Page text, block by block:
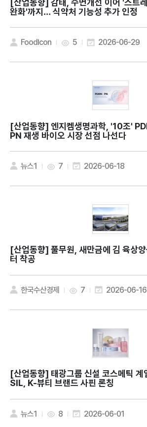
[산업동향]
완화'까지… 식약처 기능성 추가 인정
FoodIcon 5 2026-06-29
[산업동향]
PN 재생 바이오 시장 선점 나선다
뉴스1 7 2026-06-18
[산업동향]
터 착공
한국수산경제 7 2026-06-16
[산업동향]
SIL, K-뷰티 브랜드 사핀 론칭
뉴스1 8 2026-06-01